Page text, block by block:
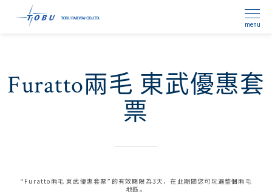
menu
Furatto兩毛 東武優惠套
票
“Furatto兩毛 東武優惠套票”的有效期限為3天，在此期間您可玩遍整個兩毛
地區。